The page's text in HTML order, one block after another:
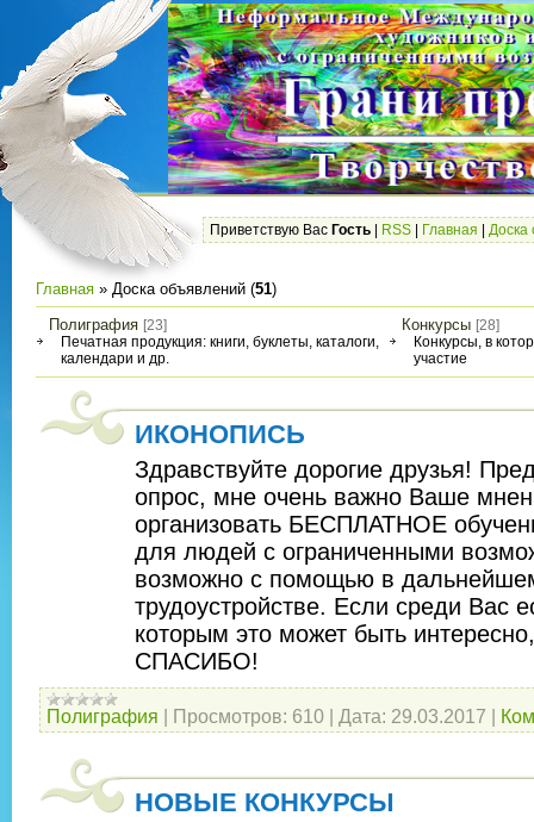
Приветствую Вас Гость RSS Главная Доска
Главная » Доска объявлений (51)
Полиграфия [23]
Печатная продукция: книги, буклеты, каталоги,
календари и др.
Конкурсы [28]
Конкурсы, в
участие
ИКОНОПИСЬ
Здравствуйте дорогие друзья!
опрос, мне очень важно Ваше
организовать БЕСПЛАТНОЕ
для людей с ограниченными
возможно с помощью в
трудоустройстве. Если среди Вас
которым это может быть
СПАСИБО!
Полиграфия Просмотров: 610 Дата: 29.03.2017
НОВЫЕ КОНКУРСЫ